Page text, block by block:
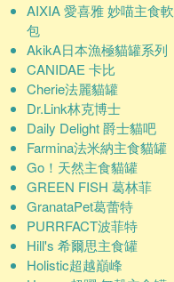
AIXIA 愛喜雅 妙喵主食軟
包
AkikA日本漁極貓罐系列
CANIDAE 卡比
Cherie法麗貓罐
Dr.Link林克博士
Daily Delight 爵士貓吧
Farmina法米納主食貓罐
Go！天然主食貓罐
GREEN FISH 葛林菲
GranataPet葛蕾特
PURRFACT波菲特
Hill's 希爾思主食罐
Holistic超越巔峰